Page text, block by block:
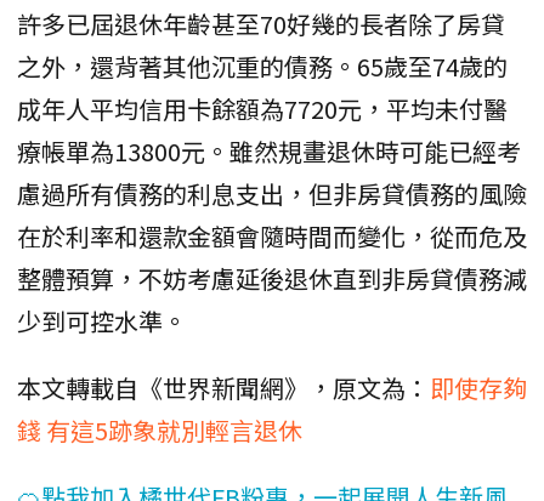
許多已屆退休年齡甚至70好幾的長者除了房貸
之外，還背著其他沉重的債務。65歲至74歲的
成年人平均信用卡餘額為7720元，平均未付醫
療帳單為13800元。雖然規畫退休時可能已經考
慮過所有債務的利息支出，但非房貸債務的風險
在於利率和還款金額會隨時間而變化，從而危及
整體預算，不妨考慮延後退休直到非房貸債務減
少到可控水準。
本文轉載自《世界新聞網》，原文為： 即使存夠
錢 有這5跡象就別輕言退休